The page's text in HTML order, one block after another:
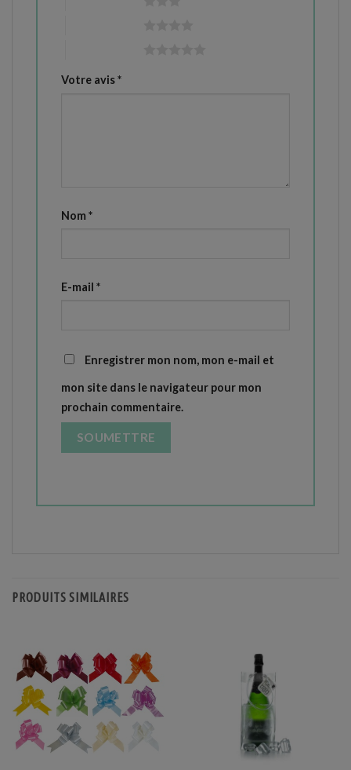
Votre avis*
Nom *
E-mail *
Enregistrer mon nom, mon e-mail et
mon site dans le navigateur pour mon
prochain commentaire.
PRODUITS SIMILAIRES